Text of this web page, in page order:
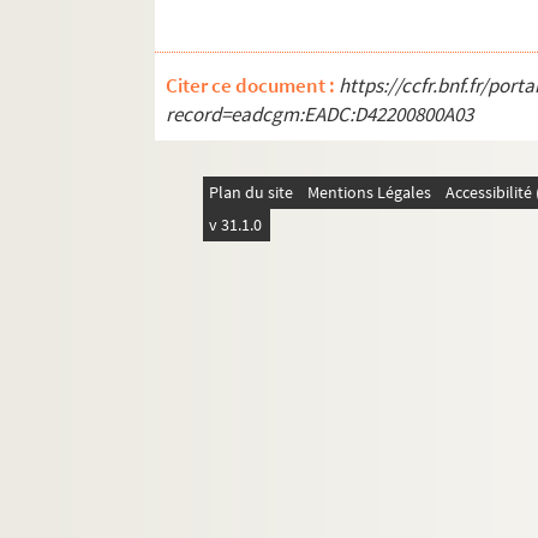
Ms_471_F_44. Lettres de Madier,
Ms_471_F_45. Lettres de Marteau,
Ms_471_F_47. Lettres de Murat à
Ms_471_F_48. Lettres de Niel,
Citer ce document : https://ccfr.bnf.fr/
record=eadcgm:EADC:D42200800A03
Plan du site Mentions Légales
v 31.1.0